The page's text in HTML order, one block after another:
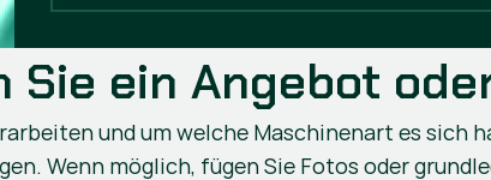
Sie ein Angebot
und um welche Maschinenart es sich
Wenn möglich, fügen Sie Fotos oder